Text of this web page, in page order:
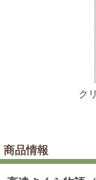
ク
商品情報